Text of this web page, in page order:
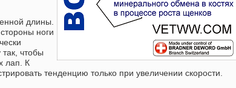
длины.
ноги
чтобы
лап. К
тенденцию только при увеличении скорости.